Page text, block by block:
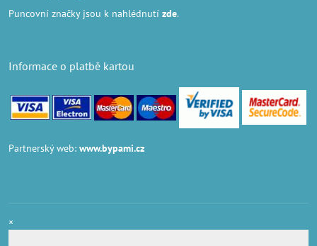
Puncovní značkyjsou k nahlédnutí zde.
Informace o platbě kartou
Partnerský web: www.bypami.cz
×